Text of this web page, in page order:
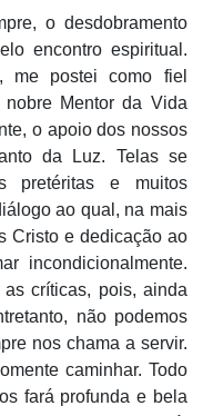
o desdobramento
encontro espiritual.
me postei como fiel
Mentor da Vida
o apoio dos nossos
da Luz. Telas se
pretéritas e muitos
ao qual, na mais
Cristo e dedicação ao
incondicionalmente.
críticas, pois, ainda
não podemos
nos chama a servir.
caminhar. Todo
fará profunda e bela